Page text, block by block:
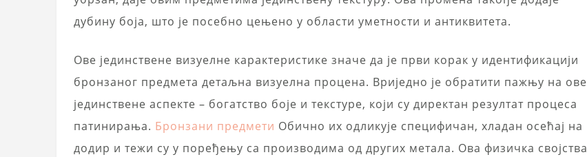
дубину боја, што је посебно цењено у области уметности и антиквитета.
Ове јединствене визуелне карактеристике значе да је први корак у идентификацији
бронзаног предмета детаљна визуелна процена. Вриједно је обратити пажњу на ове
јединствене аспекте – богатство боје и текстуре, који су директан резултат процеса
патинирања. Бронзани предмети Обично их одликује специфичан, хладан осећај на
додир и тежи су у поређењу са производима од других метала. Ова физичка својства